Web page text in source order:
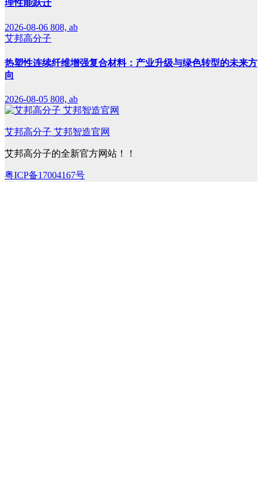
理性能跃迁
2026-08-06 808, ab
艾邦高分子
热塑性连续纤维增强复合材料：产业升级与绿色转型的未来方
向
2026-08-05 808, ab
艾邦高分子 艾邦智造官网
艾邦高分子的全新官方网站！！
粤ICP备17004167号